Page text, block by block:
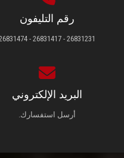
رقم التليفون
26831231 - 26831417 - 26831474
البريد الإلكتروني
أرسل استفسارك.